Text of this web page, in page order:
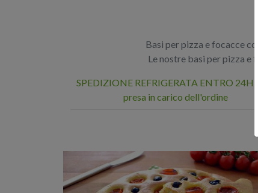
Basi per pizza e focacce
Le nostre basi per pizza e
SPEDIZIONE REFRIGERATA ENTRO 24H
presa in carico dell'ordine